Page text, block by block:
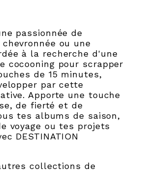
passionnée de
ou une
à la recherche d'une
cocooning pour scrapper
de 15 minutes,
par cette
Apporte une touche
de fierté et de
tes albums de saison,
voyage ou tes projets
DESTINATION
collections de